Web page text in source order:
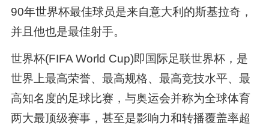
90年世界杯最佳球员是来自意大利的斯基拉奇，
并且他也是最佳射手。
世界杯(FIFA World Cup)即国际足联世界杯，是
世界上最高荣誉、最高规格、最高竞技水平、最
高知名度的足球比赛，与奥运会并称为全球体育
两大最顶级赛事，甚至是影响力和转播覆盖率超